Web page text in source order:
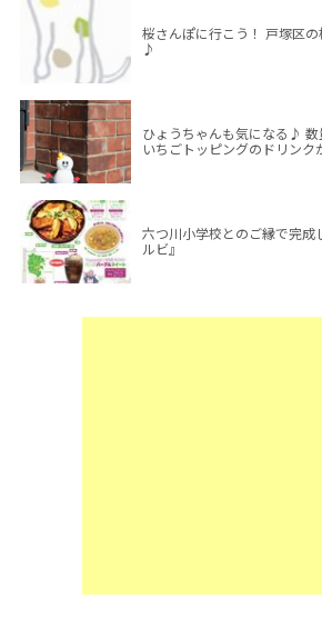
桜さんぽに行こう！ 戸塚区
♪
ひょうちゃんも気になる♪
いちごトッピングのドリンク
六つ川小学校とのご縁で完成
ルビ』